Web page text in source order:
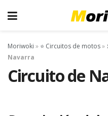
Moriwoki » ⭐ Circuitos de motos»
Navarra
Circuito de